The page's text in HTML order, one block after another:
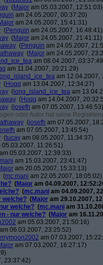
(Major am 05.03.2007, 12:51:03)
am 24.05.2007, 00:37:20)
am 24.05.2007, 15:41:31)
(Penguin am 24.05.2007, 16:48:41)
(Major am 24.05.2007, 21:41:11)
(Penguin am 24.05.2007,
(Major am 24.05.2007,
am 08.04.2007,
am 11.04.2007, 20:21:29)
long_island_ice_tea am 12.04.2007,
(Hoqq am 13.04.2007, 12:34:27)
( long_island_ice_tea am
(Hoqq am 14.04.2007,
(josefh am 07.05.2007, 13:46:53)
oder Autor hat seine
(josefh am 07.05.2007,
am 07.05.2007, 13:45:54)
(tucay am 08.05.2007, 11:34:37)
05.03.2007, 11:26:51)
am 05.03.2007, 12:39:33)
am 15.03.2007, 23:41:47)
am 20.05.2007, 15:33:13)
(mc.mani am 22.05.2007, 18:05:02)
(Major am 04.09.2007,
(mc.mani am 04.09.2007,
welche? (Major am 29.10.2007,
welche? (mc.mani am
- nur welche? (Major am
am 05.03.2007, 21:50:16)
am 06.03.2007, 23:25:52)
am 07.03.2007,
am 07.03.2007, 16:27:17)
23:37:42)